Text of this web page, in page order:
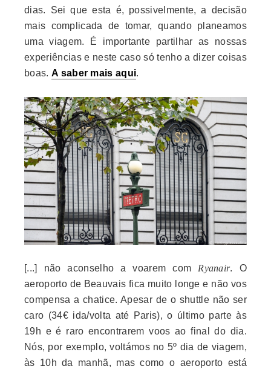
dias. Sei que esta é, possivelmente, a decisão
mais complicada de tomar, quando planeamos
uma viagem. É importante partilhar as nossas
experiências e neste caso só tenho a dizer coisas
boas. A saber mais aqui.
[...] não aconselho a voarem com Ryanair. O
aeroporto de Beauvais fica muito longe e não vos
compensa a chatice. Apesar de o shuttle não ser
caro (34€ ida/volta até Paris), o último parte às
19h e é raro encontrarem voos ao final do dia.
Nós, por exemplo, voltámos no 5º dia de viagem,
às 10h da manhã, mas como o aeroporto está